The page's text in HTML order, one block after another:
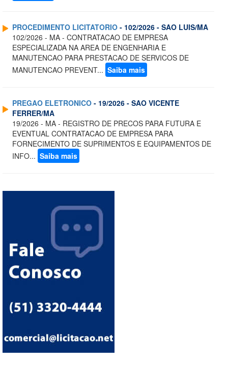
PROCEDIMENTO LICITATORIO - 102/2026 - SAO LUIS/MA
102/2026 - MA - CONTRATACAO DE EMPRESA
ESPECIALIZADA NA AREA DE ENGENHARIA E
MANUTENCAO PARA PRESTACAO DE SERVICOS DE
MANUTENCAO PREVENT... Saiba mais
PREGAO ELETRONICO - 19/2026 - SAO VICENTE
FERRER/MA
19/2026 - MA - REGISTRO DE PRECOS PARA FUTURA E
EVENTUAL CONTRATACAO DE EMPRESA PARA
FORNECIMENTO DE SUPRIMENTOS E EQUIPAMENTOS DE
INFO... Saiba mais